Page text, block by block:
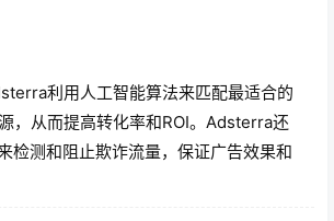
利用人工智能算法来匹配最适合的
，从而提高转化率和ROI。Adsterra还
检测和阻止欺诈流量，保证广告效果和